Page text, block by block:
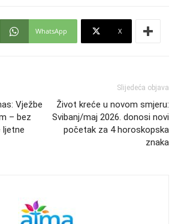
WhatsApp X
Vježbe
– bez
ljetne
Slijedeća objava
Život kreće u novom smjeru:
Svibanj/maj 2026. donosi novi
početak za 4 horoskopska
znaka